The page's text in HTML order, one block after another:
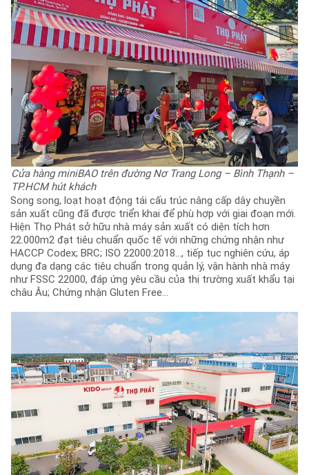
Cửa hàng miniBAO trên đường Nơ Trang Long – Bình Thạnh –
TP.HCM hút khách
Song song, loạt hoạt động tái cấu trúc nâng cấp dây chuyền
sản xuất cũng đã được triển khai để phù hợp với giai đoạn mới.
Hiện Thọ Phát sở hữu nhà máy sản xuất có diện tích hơn
22.000m2 đạt tiêu chuẩn quốc tế với những chứng nhận như
HACCP Codex; BRC; ISO 22000:2018…, tiếp tục nghiên cứu, áp
dụng đa dạng các tiêu chuẩn trong quản lý, vận hành nhà máy
như FSSC 22000, đáp ứng yêu cầu của thị trường xuất khẩu tại
châu Âu; Chứng nhận Gluten Free…